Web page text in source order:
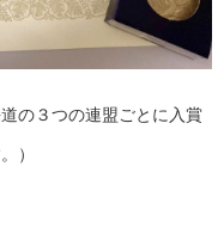
の３つの連盟ごとに入賞
）